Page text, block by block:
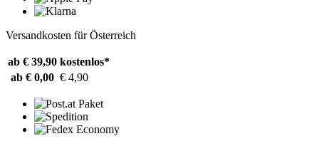
Versandkosten für Österreich
ab € 39,90 kostenlos*
ab € 0,00 € 4,90